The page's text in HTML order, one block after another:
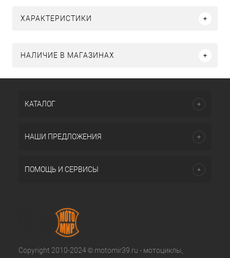
ХАРАКТЕРИСТИКИ
НАЛИЧИЕ В МАГАЗИНАХ
КАТАЛОГ
НАШИ ПРЕДЛОЖЕНИЯ
ПОМОЩЬ И СЕРВИСЫ
Copyright 2010-2024 © motomir39.ru - мотоциклы,